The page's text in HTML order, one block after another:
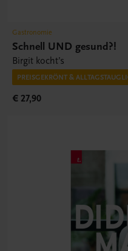
Gastronomie
Schnell UND gesund?!
Birgit kocht’s
PREISGEKRÖNT &
€ 27,90